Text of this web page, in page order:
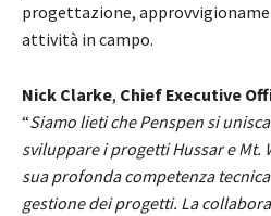
progettazione,
attività in campo.
Nick Clarke, Chief Executive
“Siamo lieti che Penspen si
sviluppare i progetti Hussar e Mt.
sua profonda competenza
gestione dei progetti. La